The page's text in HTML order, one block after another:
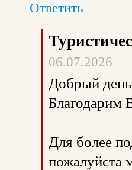
Ответить
06.07.2026
Добрый
Благодарим
Для более
пожалуйста